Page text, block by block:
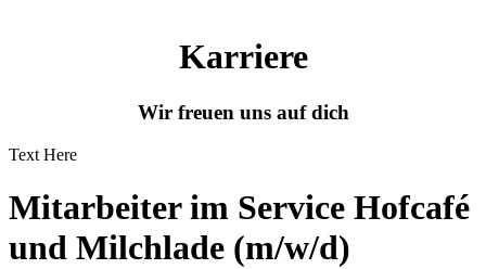
Karriere
Wir freuen uns auf dich
Text Here
Mitarbeiter im Service Hofcafé
und Milchlade (m/w/d)